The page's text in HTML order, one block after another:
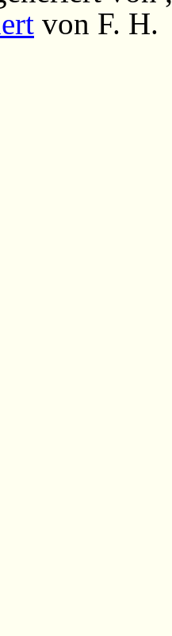
von F. H.